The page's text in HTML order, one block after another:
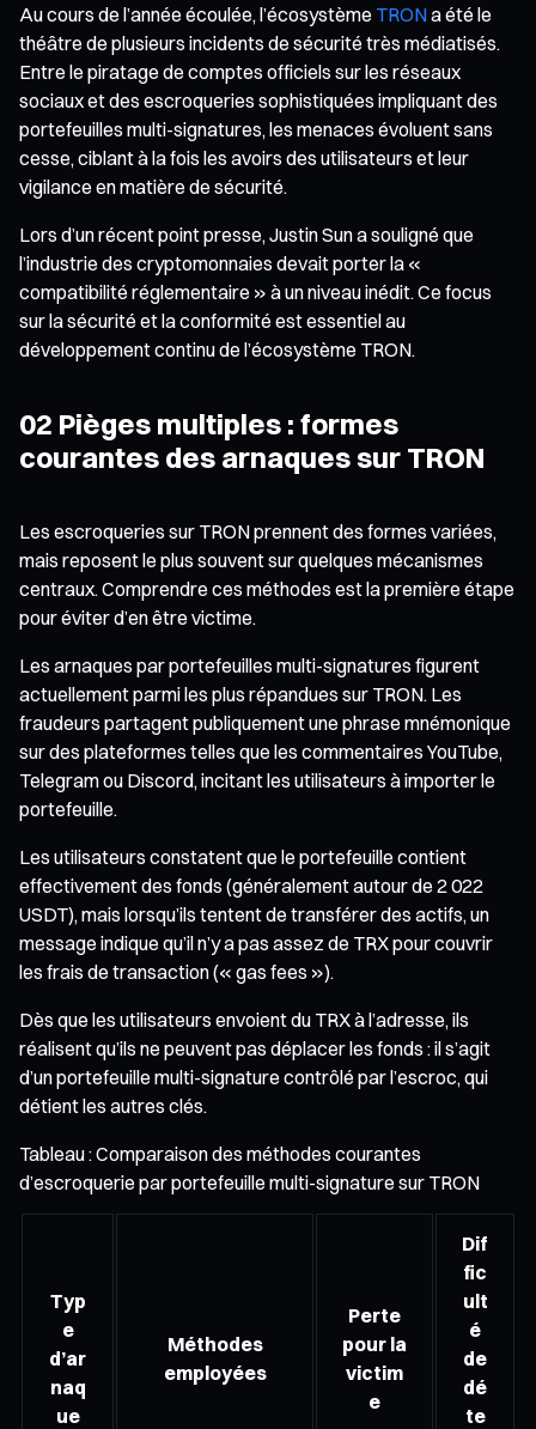
Au cours de l’année écoulée, l’écosystème TRONa été le
théâtre de plusieurs incidents de sécurité très médiatisés.
Entre le piratage de comptes officiels sur les réseaux
sociaux et des escroqueries sophistiquées impliquant des
portefeuilles multi-signatures, les menaces évoluent sans
cesse, ciblant à la fois les avoirs des utilisateurs et leur
vigilance en matière de sécurité.
Lors d’un récent point presse, Justin Sun a souligné que
l’industrie des cryptomonnaies devait porter la «
compatibilité réglementaire » à un niveau inédit. Ce focus
sur la sécurité et la conformité est essentiel au
développement continu de l’écosystème TRON.
02 Pièges multiples : formes
courantes des arnaques sur TRON
Les escroqueries sur TRON prennent des formes variées,
mais reposent le plus souvent sur quelques mécanismes
centraux. Comprendre ces méthodes est la première étape
pour éviter d’en être victime.
Les arnaques par portefeuilles multi-signatures figurent
actuellement parmi les plus répandues sur TRON. Les
fraudeurs partagent publiquement une phrase mnémonique
sur des plateformes telles que les commentaires YouTube,
Telegram ou Discord, incitant les utilisateurs à importer le
portefeuille.
Les utilisateurs constatent que le portefeuille contient
effectivement des fonds (généralement autour de 2 022
USDT), mais lorsqu’ils tentent de transférer des actifs, un
message indique qu’il n’y a pas assez de TRX pour couvrir
les frais de transaction (« gas fees »).
Dès que les utilisateurs envoient du TRX à l’adresse, ils
réalisent qu’ils ne peuvent pas déplacer les fonds : il s’agit
d’un portefeuille multi-signature contrôlé par l’escroc, qui
détient les autres clés.
Tableau : Comparaison des méthodes courantes
d’escroquerie par portefeuille multi-signature sur TRON
Typ
e
d’ar
naq
ue
Méthodes
employées
Perte
pour la
victim
e
Dif
fic
ult
é
de
dé
te